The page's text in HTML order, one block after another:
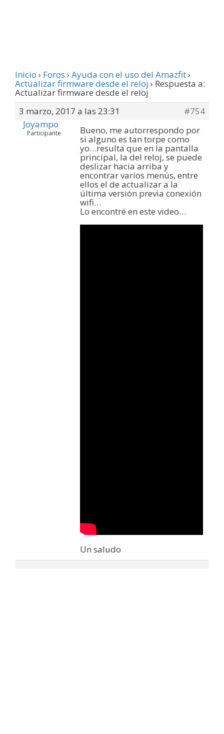
Inicio › Foros › Ayuda con el uso del Amazfit›
Actualizar firmware desde el reloj › Respuesta a:
Actualizar firmware desde el reloj
3 marzo, 2017 a las 23:31
#754
Joyampo
Participante Bueno, me autorrespondo por
si alguno es tan torpe como
yo…resulta que en la pantalla
principal, la del reloj, se puede
deslizar hacia arriba y
encontrar varios menús, entre
ellos el de actualizar a la
última versión previa conexión
wifi…
Lo encontré en este video…
Un saludo